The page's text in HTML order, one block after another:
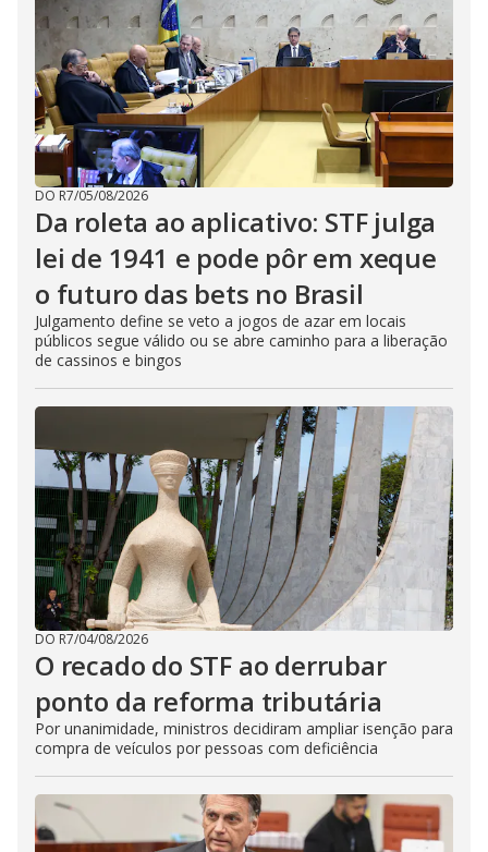
DO R7/05/08/2026
Da roleta ao aplicativo: STF julga
lei de 1941 e pode pôr em xeque
o futuro das bets no Brasil
Julgamento define se veto a jogos de azar em locais
públicos segue válido ou se abre caminho para a liberação
de cassinos e bingos
DO R7/04/08/2026
O recado do STF ao derrubar
ponto da reforma tributária
Por unanimidade, ministros decidiram ampliar isenção para
compra de veículos por pessoas com deficiência